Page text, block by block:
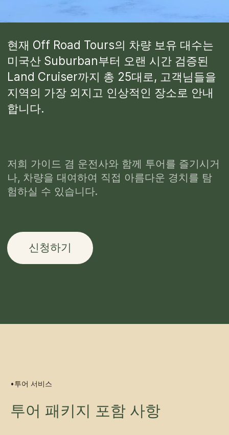
•투어 서비스
투어 패키지 포함 사항
최신형 4X4 오프로드 차량